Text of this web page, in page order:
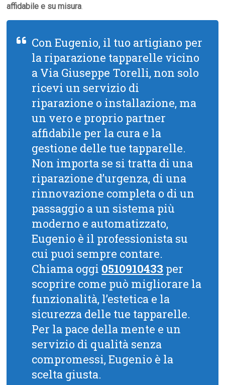
affidabile e su misura.
Con Eugenio, il tuo artigiano per
la riparazione tapparelle vicino
a Via Giuseppe Torelli, non solo
ricevi un servizio di
riparazione o installazione, ma
un vero e proprio partner
affidabile per la cura e la
gestione delle tue tapparelle.
Non importa se si tratta di una
riparazione d’urgenza, di una
rinnovazione completa o di un
passaggio a un sistema più
moderno e automatizzato,
Eugenio è il professionista su
cui puoi sempre contare.
Chiama oggi 0510910433 per
scoprire come può migliorare la
funzionalità, l’estetica e la
sicurezza delle tue tapparelle.
Per la pace della mente e un
servizio di qualità senza
compromessi, Eugenio è la
scelta giusta.